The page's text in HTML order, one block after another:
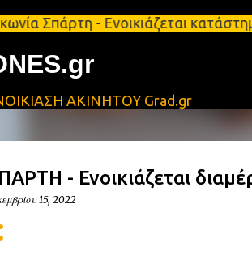
- Ενοικιάζεται κατάστημα
ΑΚΙΝΗΤΟΥ Grad.gr
- Ενοικιάζεται
15, 2022